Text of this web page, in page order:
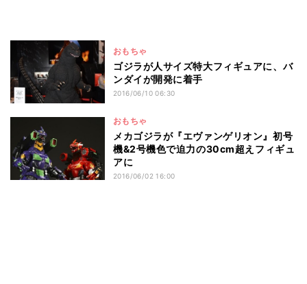
おもちゃ
ゴジラが人サイズ特大フィギュアに、バ
ンダイが開発に着手
2016/06/10 06:30
おもちゃ
メカゴジラが『エヴァンゲリオン』初号
機&2号機色で迫力の30cm超えフィギュ
アに
2016/06/02 16:00